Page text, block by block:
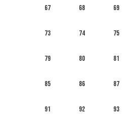
67 68 69
73 74 75
79 80 81
85 86 87
91 92 93